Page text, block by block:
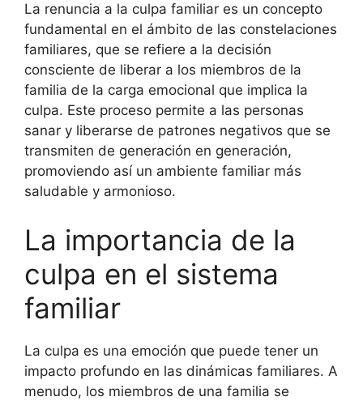
La renuncia a la culpa familiar es un concepto
fundamental en el ámbito de las constelaciones
familiares, que se refiere a la decisión
consciente de liberar a los miembros de la
familia de la carga emocional que implica la
culpa. Este proceso permite a las personas
sanar y liberarse de patrones negativos que se
transmiten de generación en generación,
promoviendo así un ambiente familiar más
saludable y armonioso.
La importancia de la
culpa en el sistema
familiar
La culpa es una emoción que puede tener un
impacto profundo en las dinámicas familiares. A
menudo, los miembros de una familia se